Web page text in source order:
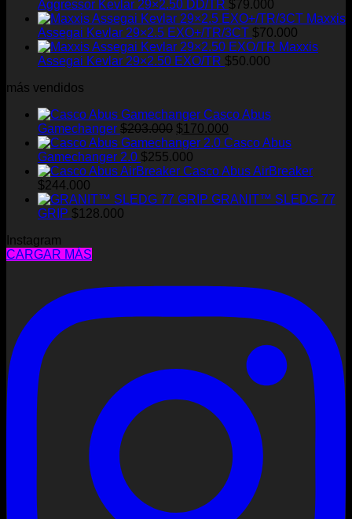
Aggressor Kevlar 29×2.50 DD/TR $79.000
Maxxis
Assegai Kevlar 29×2.5 EXO+/TR/3CT $70.000
Maxxis
Assegai Kevlar 29×2.50 EXO/TR $50.000
más vendidos
Casco Abus
Gamechanger $203.000 El
precio
original
era:
$170.000
precio
es:
Casco Abus
Gamechanger 2.0 $255.000
Casco Abus AirBreaker
$244.000
GRANIT™ SLEDG 77
GRIP $128.000
Instagram
CARGAR MÁS